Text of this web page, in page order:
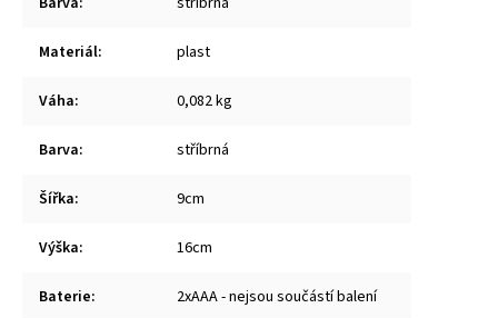
Materiál: plast
Váha: 0,082 kg
Barva: stříbrná
Šířka: 9cm
Výška: 16cm
Baterie: 2xAAA - nejsou součástí balení